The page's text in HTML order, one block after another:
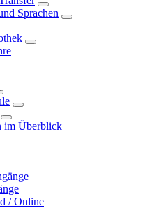
Sprachen
im Überblick
/ Online